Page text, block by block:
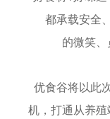
都承载安全
的微笑、
优食谷将以此
机，打通从养